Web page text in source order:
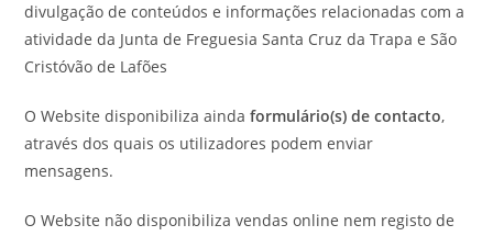
divulgação de conteúdos e informações relacionadas com a
atividade da Junta de Freguesia Santa Cruz da Trapa e São
Cristóvão de Lafões
O Website disponibiliza aindaformulário(s) de contacto,
através dos quais os utilizadores podem enviar
mensagens.
O Website não disponibiliza vendas online nem registo de